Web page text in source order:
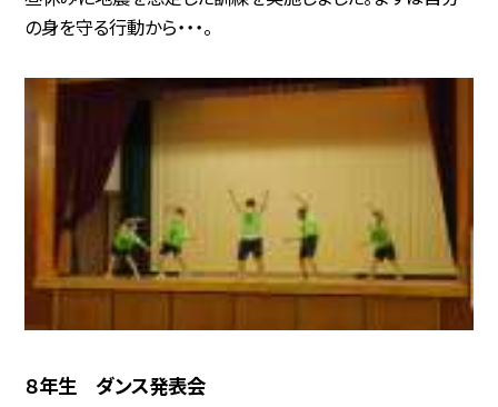
の身を守る行動から・・・。
８年生 ダンス発表会